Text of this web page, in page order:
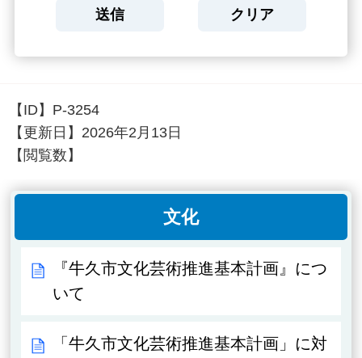
【ID】 P-3254
【更新日】 2026年2月13日
【閲覧数】
文化
『牛久市文化芸術推進基本計画』につ
いて
「牛久市文化芸術推進基本計画」に対